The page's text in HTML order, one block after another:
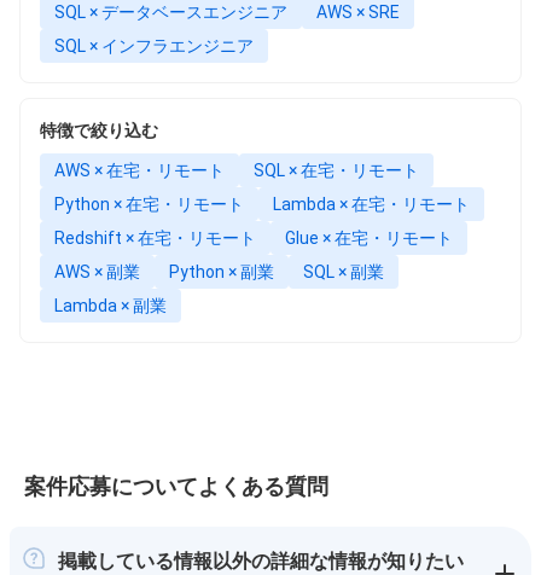
SQL × データベースエンジニア
AWS × SRE
SQL × インフラエンジニア
特徴で絞り込む
AWS × 在宅・リモート
SQL × 在宅・リモート
Python × 在宅・リモート
Lambda × 在宅・リモート
Redshift × 在宅・リモート
Glue × 在宅・リモート
AWS × 副業
Python × 副業
SQL × 副業
Lambda × 副業
案件応募についてよくある質問
掲載している情報以外の詳細な情報が知りたい